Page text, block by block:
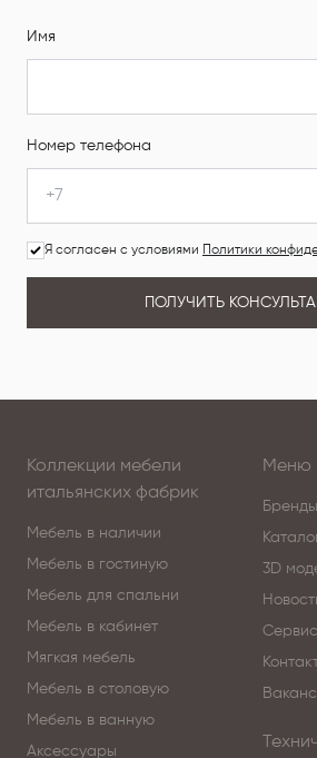
Имя
Номер телефона
Я согласен с условиями Политики
ПОЛУЧИТЬ
Коллекции мебели
итальянских фабрик
Мебель в наличии
Мебель в гостиную
Мебель для спальни
Мебель в кабинет
Мягкая мебель
Мебель в столовую
Мебель в ванную
Аксессуары
Меню
Бренды
3D